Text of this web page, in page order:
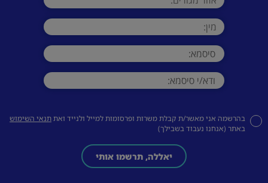
בהרשמה אני מאשר/ת קבלת משרות ופרסומות למייל ולנייד ואתתנאי השימוש
באתר (אנחנו נעבוד בשבילך)
יאללה, תרשמו אותי